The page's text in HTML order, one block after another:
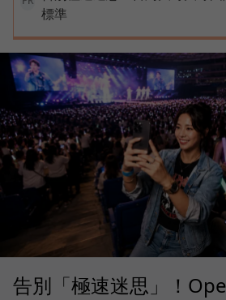
標準
告別「極速迷思」！